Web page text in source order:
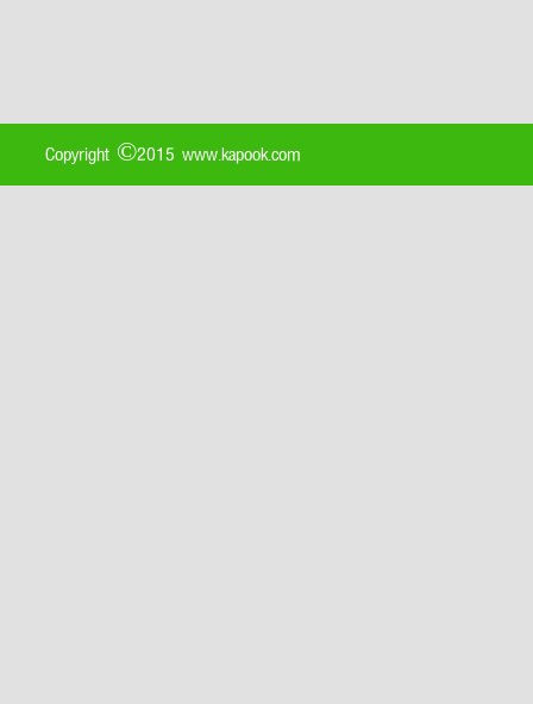
Copyright ©2015 www.kapook.com